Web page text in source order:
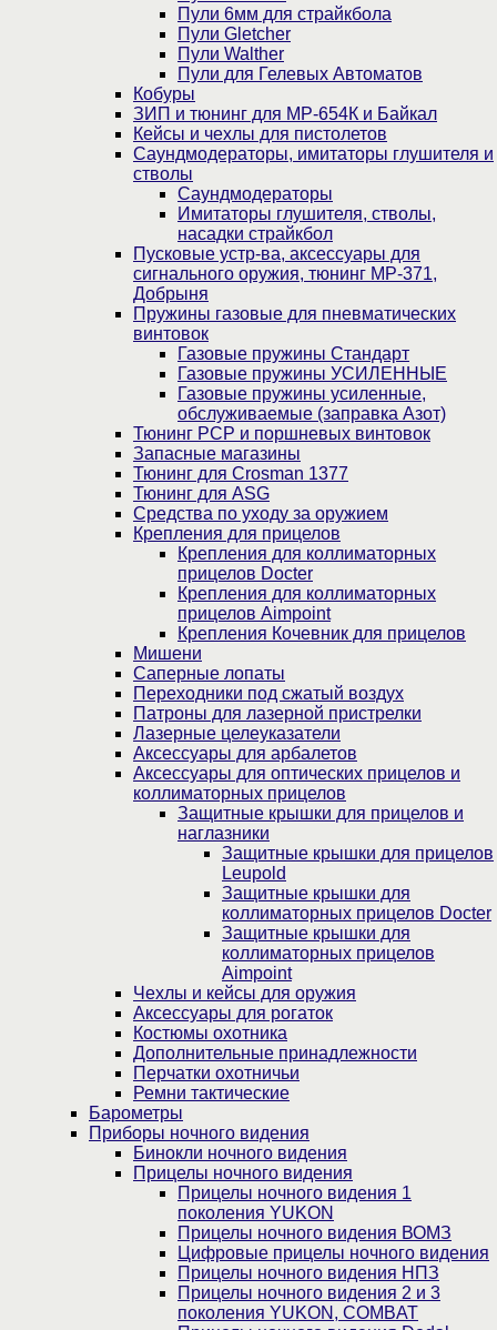
Пули 6мм для страйкбола
Пули Gletcher
Пули Walther
Пули для Гелевых Автоматов
Кобуры
ЗИП и тюнинг для МР-654К и Байкал
Кейсы и чехлы для пистолетов
Саундмодераторы, имитаторы глушителя и
стволы
Саундмодераторы
Имитаторы глушителя, стволы,
насадки страйкбол
Пусковые устр-ва, аксессуары для
сигнального оружия, тюнинг МР-371,
Добрыня
Пружины газовые для пневматических
винтовок
Газовые пружины Стандарт
Газовые пружины УСИЛЕННЫЕ
Газовые пружины усиленные,
обслуживаемые (заправка Азот)
Тюнинг PCP и поршневых винтовок
Запасные магазины
Тюнинг для Crosman 1377
Тюнинг для ASG
Средства по уходу за оружием
Крепления для прицелов
Крепления для коллиматорных
прицелов Docter
Крепления для коллиматорных
прицелов Aimpoint
Крепления Кочевник для прицелов
Мишени
Саперные лопаты
Переходники под сжатый воздух
Патроны для лазерной пристрелки
Лазерные целеуказатели
Аксессуары для арбалетов
Аксессуары для оптических прицелов и
коллиматорных прицелов
Защитные крышки для прицелов и
наглазники
Защитные крышки для прицелов
Leupold
Защитные крышки для
коллиматорных прицелов Docter
Защитные крышки для
коллиматорных прицелов
Aimpoint
Чехлы и кейсы для оружия
Аксессуары для рогаток
Костюмы охотника
Дополнительные принадлежности
Перчатки охотничьи
Ремни тактические
Барометры
Приборы ночного видения
Бинокли ночного видения
Прицелы ночного видения
Прицелы ночного видения 1
поколения YUKON
Прицелы ночного видения ВОМЗ
Цифровые прицелы ночного видения
Прицелы ночного видения НПЗ
Прицелы ночного видения 2 и 3
поколения YUKON, COMBAT